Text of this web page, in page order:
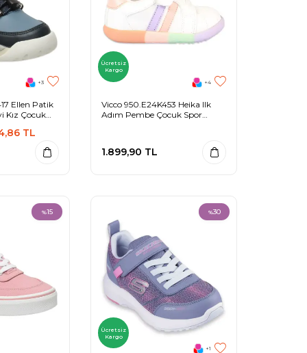
+3
Ellen Patik
Kız Çocuk
TL
Ücretsiz
Kargo
+4
Vicco 950.E24K453 Heika Ilk
Adım Pembe Çocuk Spor
1.899,90 TL
%15 %30
Ücretsiz
Kargo
+1